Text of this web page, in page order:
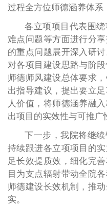
过程全方位师德涵养体系
各立项项目代表围
难点问题等方面进行分
的重点问题展开深入研
对各项目建设思路与阶
师德师风建设总体要求
出指导建议，提出要立
人价值，将师德涵养融
出项目的实效性与可推广
下一步，我院将继
持续跟进各立项项目的
足长效提质效，细化完
目为支点辐射带动全院
师德建设长效机制，推
实。